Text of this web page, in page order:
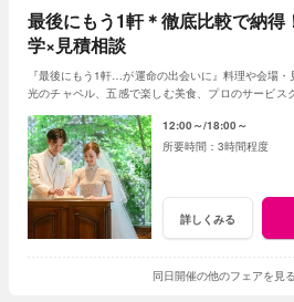
最後にもう1軒＊徹底比較で納得
学×見積相談
『最後にもう1軒…が運命の出会いに』料理や会場
光のチャペル、五感で楽しむ美食、プロのサービス
12:00～ 18:00～
3時間程度
詳しくみる
同日開催の他のフェアを見